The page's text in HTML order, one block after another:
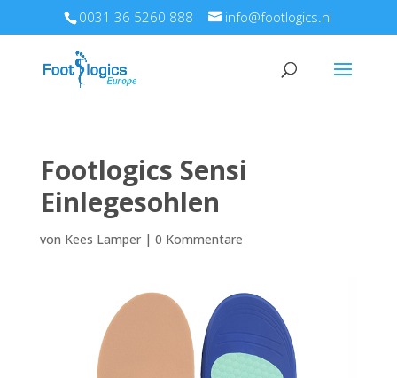
0031 36 5260 888 info@footlogics.nl
Footlogics Sensi
Einlegesohlen
von Kees Lamper| 0 Kommentare